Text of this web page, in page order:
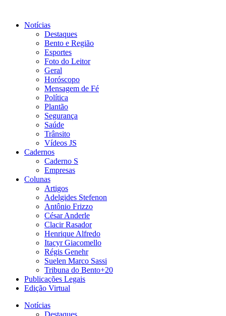
Notícias
Destaques
Bento e Região
Esportes
Foto do Leitor
Geral
Horóscopo
Mensagem de Fé
Política
Plantão
Segurança
Saúde
Trânsito
Vídeos JS
Cadernos
Caderno S
Empresas
Colunas
Artigos
Adelgides Stefenon
Antônio Frizzo
César Anderle
Clacir Rasador
Henrique Alfredo
Itacyr Giacomello
Régis Genehr
Suelen Marco Sassi
Tribuna do Bento+20
Publicações Legais
Edição Virtual
Notícias